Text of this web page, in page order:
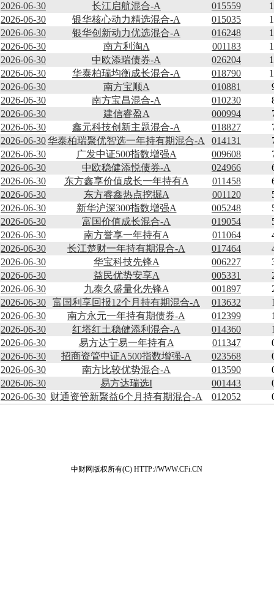
2026-06-30
长江启航混合-A 015559
2026-06-30
银华核心动力精选混合-A 015035
2026-06-30
银华创新动力优选混合-A 016248
2026-06-30
南方利淘A 001183
2026-06-30
中欧添瑞债券-A 026204
2026-06-30
华泰柏瑞均衡成长混合-A 018790
2026-06-30
南方宝顺A 010881
2026-06-30
南方宝昌混合-A 010230
2026-06-30
建信睿盈A 000994
2026-06-30
鑫元科技创新主题混合-A 018827
2026-06-30华泰柏瑞聚优智选一年持有期混合-A 014131
2026-06-30
广发中证500指数增强A 009608
2026-06-30
中欧稳健添悦债券-A 024966
2026-06-30
东方鑫享价值成长一年持有A 011458
2026-06-30
东方睿鑫热点挖掘A 001120
2026-06-30
新华沪深300指数增强A 005248
2026-06-30
富国价值成长混合-A 019054
2026-06-30
南方誉享一年持有A 011064
2026-06-30
长江楚财一年持有期混合-A 017464
2026-06-30
华宝科技先锋A 006227
2026-06-30
益民优势安享A 005331
2026-06-30
九泰久盛量化先锋A 001897
2026-06-30
富国利享回报12个月持有期混合-A 013632
2026-06-30
南方永元一年持有期债券-A 012399
2026-06-30
红塔红土稳健添利混合-A 014360
2026-06-30
易方达宁易一年持有A 011347
2026-06-30
招商资管中证A500指数增强-A 023568
2026-06-30
南方比较优势混合-A 013590
2026-06-30
易方达瑞选I 001443
2026-06-30 财通资管新聚益6个月持有期混合-A 012052
中财网版权所有(C) HTTP://WWW.CFi.CN